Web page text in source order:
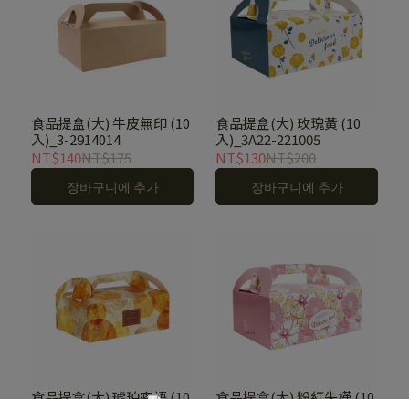
食品提盒(大) 牛皮無印 (10
入)_3-2914014
NT$140NT$175
장바구니에 추가
食品提盒(大) 玫瑰黃 (10
入)_3A22-221005
NT$130NT$200
장바구니에 추가